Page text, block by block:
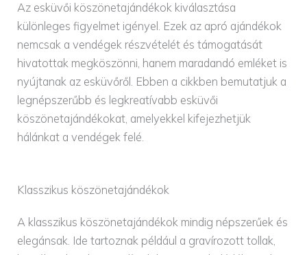
Az esküvői köszönetajándékok kiválasztása
különleges figyelmet igényel. Ezek az apró ajándékok
nemcsak a vendégek részvételét és támogatását
hivatottak megköszönni, hanem maradandó emléket is
nyújtanak az esküvőről. Ebben a cikkben bemutatjuk a
legnépszerűbb és legkreatívabb esküvői
köszönetajándékokat, amelyekkel kifejezhetjük
hálánkat a vendégek felé.
Klasszikus köszönetajándékok
A klasszikus köszönetajándékok mindig népszerűek és
elegánsak. Ide tartoznak például a gravírozott tollak,